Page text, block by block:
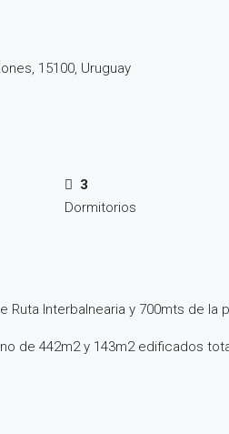
15100, Uruguay
3
Dormitorios
Ruta Interbalnearia y 700mts de la
de 442m2 y 143m2 edificados